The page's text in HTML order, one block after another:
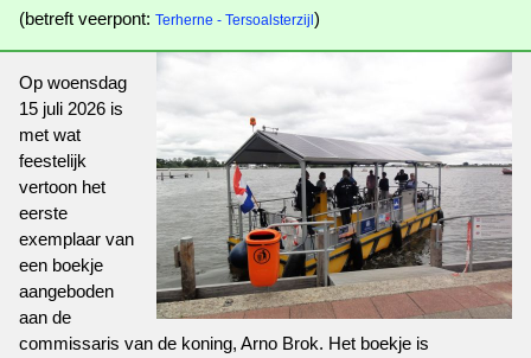
(betreft veerpont: Terherne - Tersoalsterzijl)
Op woensdag
15 juli 2026 is
met wat
feestelijk
vertoon het
eerste
exemplaar van
een boekje
aangeboden
aan de
commissaris van de koning, Arno Brok. Het boekje is